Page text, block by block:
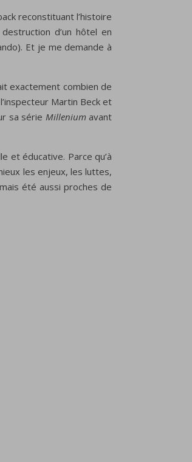
reconstituant l’histoire
d’un hôtel en
Et je me demande à
exactement combien de
Martin Beck et
sa série Millenium avant
et éducative. Parce qu’à
les enjeux, les luttes,
été aussi proches de